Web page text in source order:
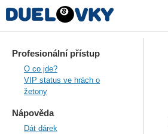
Profesionální přístup
O co jde?
VIP status ve hrách o
žetony
Nápověda
Dát dárek